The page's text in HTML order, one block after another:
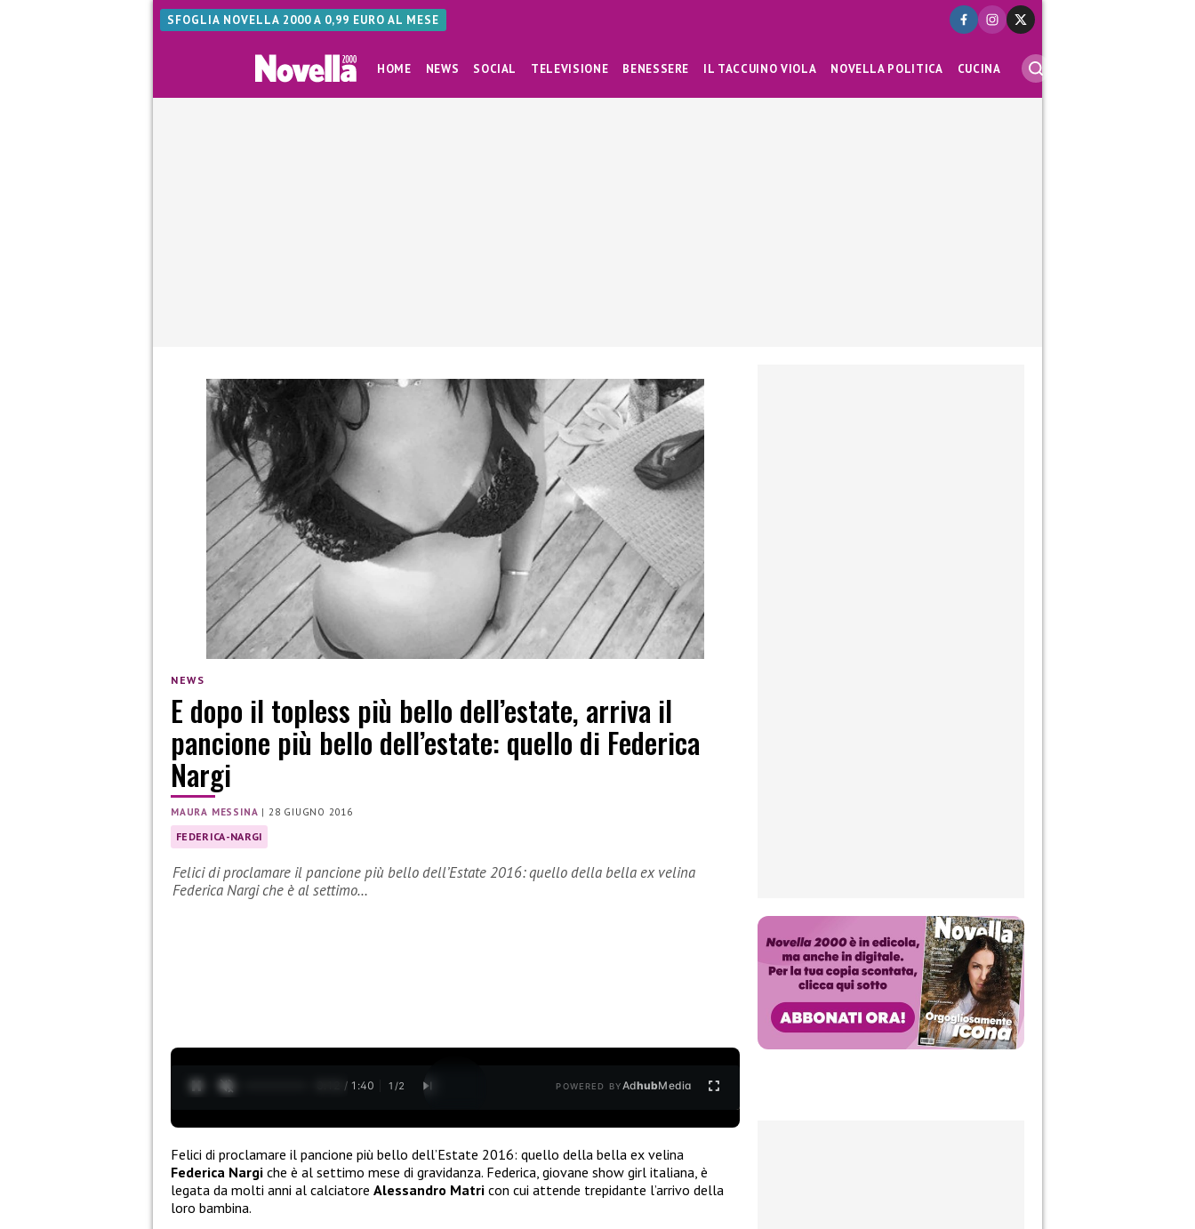
SFOGLIA NOVELLA 2000 A 0,99 EURO AL MESE
HOME NEWS SOCIAL TELEVISIONE BENESSERE IL TACCUINO VIOLA NOVELLA POLITICA CUCINA
NEWS
E dopo il topless più bello dell’estate, arriva il
pancione più bello dell’estate: quello di Federica
Nargi
MAURA MESSINA | 28 GIUGNO 2016
FEDERICA-NARGI
Felici di proclamare il pancione più bello dell’Estate 2016: quello della bella ex velina
Federica Nargi che è al settimo…
0:13 / 1:40 1 /2 POWERED BYAdhubMedia
Felici di proclamare il pancione più bello dell’Estate 2016: quello della bella ex velina
Federica Nargi che è al settimo mese di gravidanza. Federica, giovane show girl italiana, è
legata da molti anni al calciatore Alessandro Matri con cui attende trepidante l’arrivo della
loro bambina.